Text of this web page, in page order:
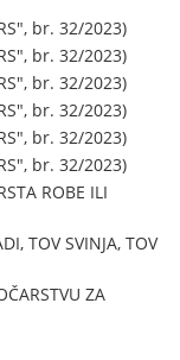
br. 32/2023)
br. 32/2023)
br. 32/2023)
br. 32/2023)
br. 32/2023)
br. 32/2023)
ROBE ILI
TOV SVINJA, TOV
ZA